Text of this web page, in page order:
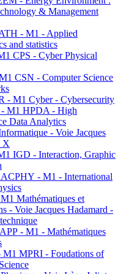
& Management
- M1 - Applied
and statistics
CPS - Cyber Physical
CSN - Computer Science
- M1 Cyber - Cybersecurity
M1 HPDA - High
Data Analytics
- Voie Jacques
X
IGD - Interaction, Graphic
- M1 - International
Mathématiques et
- Voie Jacques Hadamard -
- M1 - Mathématiques
MPRI - Foudations of